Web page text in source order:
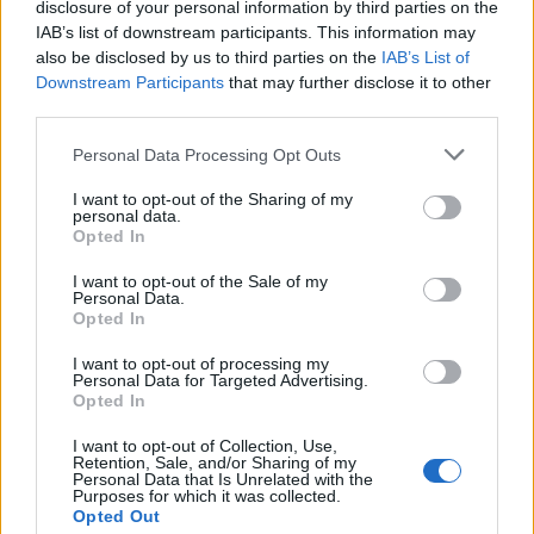
disclosure of your personal information by third parties on the
IAB’s list of downstream participants. This information may
also be disclosed by us to third parties on the IAB’s List of
Downstream Participants that may further disclose it to other
Personal Data Processing Opt Outs
I want to opt-out of the Sharing of my
personal data.
Opted In
I want to opt-out of the Sale of my
Personal Data.
Opted In
I want to opt-out of processing my
Personal Data for Targeted Advertising.
Opted In
I want to opt-out of Collection, Use,
Retention, Sale, and/or Sharing of my
Personal Data that Is Unrelated with the
Purposes for which it was collected.
Opted Out
ΔΡΑΣΕΙΣ
Ένα γλυκό ταξίδι στη φύση της
δυτικής Λέσβου
Το θυμαρίσιο μέλι, οι επικονιαστές
και τα αρωματικά φυτά
εμπειρία που φιλοξενεησε το
Απολιθωμένου Δάσους Λέσβου
ΔΡΑΣΕΙΣ
για την Παλαιστίνη
Μυτιλήνη, Πλωμάρι και Ερεσός
συμμετέχουν την Κυριακή στην
πανελλαδική ημέρα δράσης
ενάντια στον πόλεμο στη Γάζα και
στη συνέχιση της συνεργασίας
Ελλάδας–Ισραήλ
ΔΡΑΣΕΙΣ
Τα παιδιά ανακαλύπτουν το
Απολιθωμένο Δάσος μέσα από